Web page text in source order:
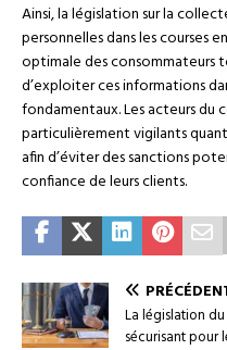
Ainsi, la législation sur la
personnelles dans les courses
optimale des consommateurs
d’exploiter ces informations
fondamentaux. Les acteurs
particulièrement vigilants
afin d’éviter des sanctions
confiance de leurs clients.
La législation
sécurisant pour